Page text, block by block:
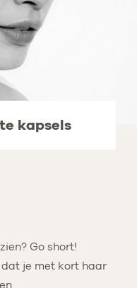
kapsels
Go short!
je met kort haar